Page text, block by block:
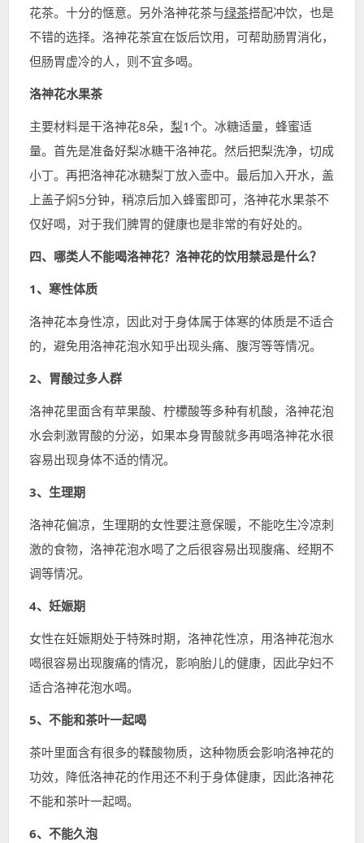
花茶。十分的惬意。另外洛神花茶与绿茶搭配冲饮，也是
不错的选择。洛神花茶宜在饭后饮用，可帮助肠胃消化，
但肠胃虚冷的人，则不宜多喝。
洛神花水果茶
主要材料是干洛神花8朵， 梨1个。冰糖适量，蜂蜜适
量。首先是准备好梨冰糖干洛神花。然后把梨洗净，切成
小丁。再把洛神花冰糖梨丁放入壶中。最后加入开水，盖
上盖子焖5分钟，稍凉后加入蜂蜜即可，洛神花水果茶不
仅好喝，对于我们脾胃的健康也是非常的有好处的。
四、哪类人不能喝洛神花？洛神花的饮用禁忌是什么？
1、寒性体质
洛神花本身性凉，因此对于身体属于体寒的体质是不适合
的，避免用洛神花泡水知乎出现头痛、腹泻等等情况。
2、胃酸过多人群
洛神花里面含有苹果酸、柠檬酸等多种有机酸，洛神花泡
水会刺激胃酸的分泌，如果本身胃酸就多再喝洛神花水很
容易出现身体不适的情况。
3、生理期
洛神花偏凉，生理期的女性要注意保暖，不能吃生冷凉刺
激的食物，洛神花泡水喝了之后很容易出现腹痛、经期不
调等情况。
4、妊娠期
女性在妊娠期处于特殊时期，洛神花性凉，用洛神花泡水
喝很容易出现腹痛的情况，影响胎儿的健康，因此孕妇不
适合洛神花泡水喝。
5、不能和茶叶一起喝
茶叶里面含有很多的鞣酸物质，这种物质会影响洛神花的
功效，降低洛神花的作用还不利于身体健康，因此洛神花
不能和茶叶一起喝。
6、不能久泡